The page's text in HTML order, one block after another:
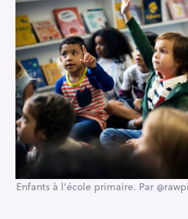
Enfants à l’école primaire. Par